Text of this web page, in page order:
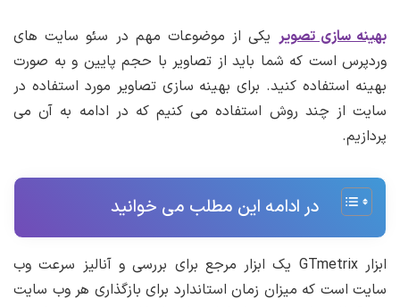
بهینه سازی تصویر یکی از موضوعات مهم در سئو سایت های
وردپرس است که شما باید از تصاویر با حجم پایین و به صورت
بهینه استفاده کنید. برای بهینه سازی تصاویر مورد استفاده در
سایت از چند روش استفاده می کنیم که در ادامه به آن می
پردازیم.
در ادامه این مطلب می خوانید
ابزار GTmetrix یک ابزار مرجع برای بررسی و آنالیز سرعت وب
سایت است که میزان زمان استاندارد برای بازگذاری هر وب سایت